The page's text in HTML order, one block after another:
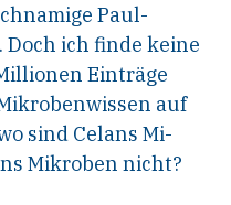
Paul-
ich finde keine
Einträge
auf
sind Celans Mi-
Mikroben nicht?